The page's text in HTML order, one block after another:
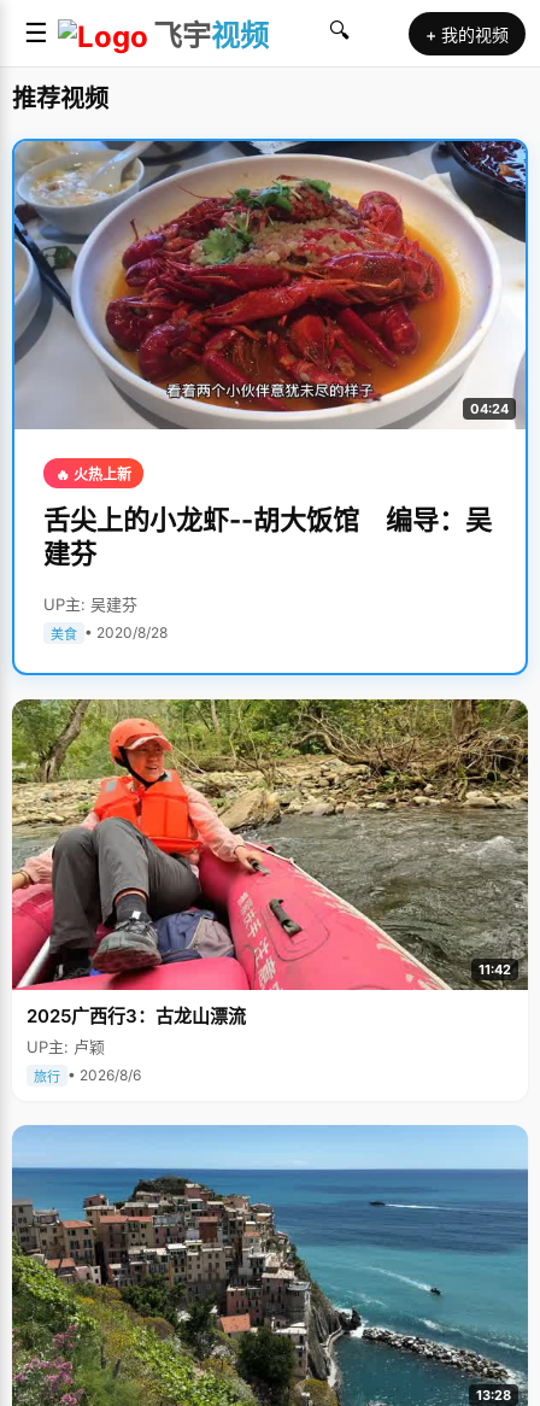
☰ 飞宇视频 🔍 + 我的视频
推荐视频
04:24
🔥 火热上新
舌尖上的小龙虾--胡大饭馆 编导：吴
建芬
UP主: 吴建芬
美食 • 2020/8/28
11:42
2025广西行3：古龙山漂流
UP主: 卢颖
旅行 • 2026/8/6
13:28